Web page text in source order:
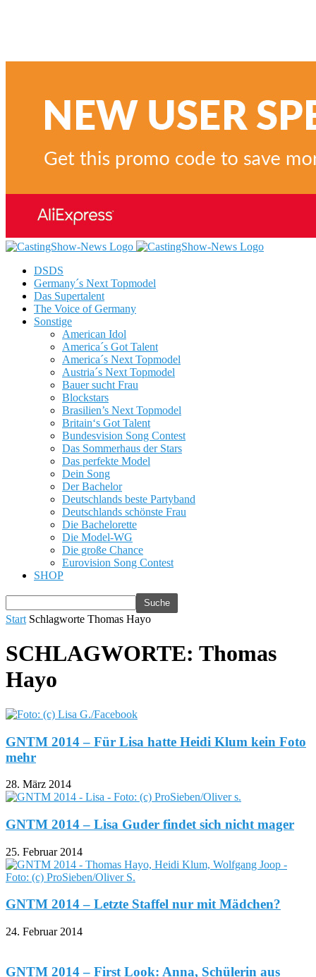
DSDS
Germany´s Next Topmodel
Das Supertalent
The Voice of Germany
Sonstige
American Idol
America´s Got Talent
America´s Next Topmodel
Austria´s Next Topmodel
Bauer sucht Frau
Blockstars
Brasilien’s Next Topmodel
Britain‘s Got Talent
Bundesvision Song Contest
Das Sommerhaus der Stars
Das perfekte Model
Dein Song
Der Bachelor
Deutschlands beste Partyband
Deutschlands schönste Frau
Die Bachelorette
Die Model-WG
Die große Chance
Eurovision Song Contest
SHOP
Start Schlagworte Thomas Hayo
SCHLAGWORTE: Thomas
Hayo
GNTM 2014 – Für Lisa hatte Heidi Klum kein Foto
mehr
28. März 2014
GNTM 2014 – Lisa Guder findet sich nicht mager
25. Februar 2014
GNTM 2014 – Letzte Staffel nur mit Mädchen?
24. Februar 2014
GNTM 2014 – First Look: Anna, Schülerin aus